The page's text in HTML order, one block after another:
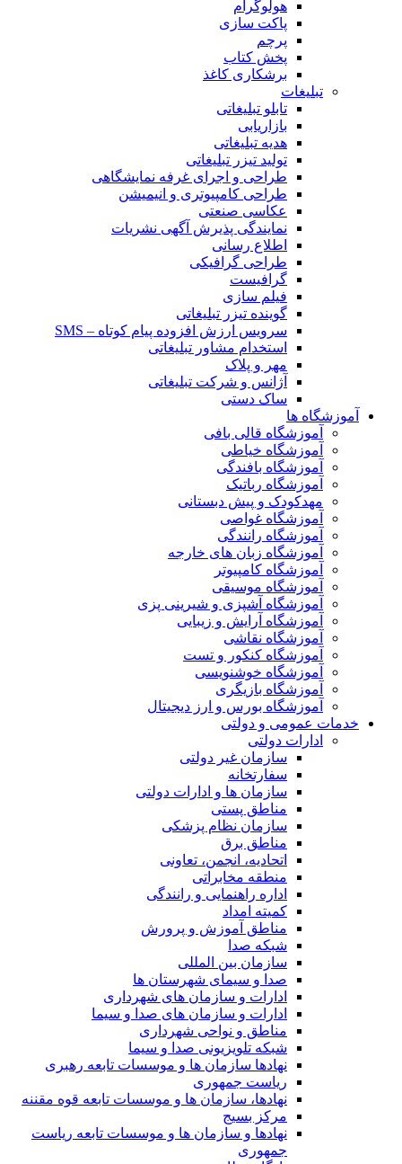
هولوگرام
پاکت سازی
پرچم
پخش کتاب
برشکاری کاغذ
تبلیغات
تابلو تبلیغاتی
بازاریابی
هدیه تبلیغاتی
تولید تیزر تبلیغاتی
طراحی و اجرای غرفه نمایشگاهی
طراحی کامپیوتری و انیمیشن
عکاسی صنعتی
نمایندگی پذیرش آگهی نشریات
اطلاع رسانی
طراحی گرافیکی
گرافیست
فیلم سازی
گوینده تیزر تبلیغاتی
سرویس ارزش افزوده پیام کوتاه – SMS
استخدام مشاور تبلیغاتی
مهر و پلاک
آژانس و شرکت تبلیغاتی
ساک دستی
آموزشگاه ها
آموزشگاه قالی بافی
آموزشگاه خیاطی
آموزشگاه بافندگی
آموزشگاه رباتیک
مهدکودک و پیش دبستانی
آموزشگاه غواصی
آموزشگاه رانندگی
آموزشگاه زبان های خارجه
آموزشگاه کامپیوتر
آموزشگاه موسیقی
آموزشگاه آشپزی و شیرینی پزی
آموزشگاه آرایش و زیبایی
آموزشگاه نقاشی
آموزشگاه کنکور و تست
آموزشگاه خوشنویسی
آموزشگاه بازیگری
آموزشگاه بورس و ارز دیجیتال
خدمات عمومی و دولتی
ادارات دولتی
سازمان غیر دولتی
سفارتخانه
سازمان ها و ادارات دولتی
مناطق پستی
سازمان نظام پزشکی
مناطق برق
اتحادیه، انجمن، تعاونی
منطقه مخابراتی
اداره راهنمایی و رانندگی
کمیته امداد
مناطق آموزش و پرورش
شبکه صدا
سازمان بین المللی
صدا و سیمای شهرستان ها
ادارات و سازمان های شهرداری
ادارات و سازمان های صدا و سیما
مناطق و نواحی شهرداری
شبکه تلویزیونی صدا و سیما
نهادها سازمان ها و موسسات تابعه رهبری
ریاست جمهوری
نهادها، سازمان ها و موسسات تابعه قوه مقننه
مرکز بسیج
نهادها و سازمان ها و موسسات تابعه ریاست
جمهوری